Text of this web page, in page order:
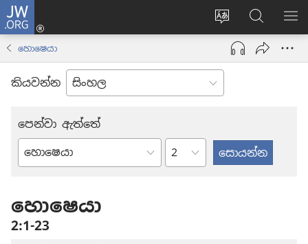
JW.ORG
Change
site
language
ලොගින්
(opens
window)
JW.ORG
වෙබ්
අඩවියෙන්
හොෂෙයා
කියවන්න
පෙන්වා ඇත්තේ
බයිබලයේ
පරිච්ඡේදය
හොෂෙයා
2:1-23